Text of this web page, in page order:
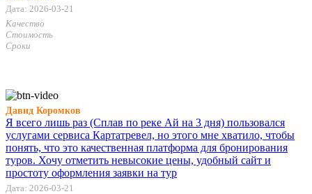
Дата: 2026-03-21
Качество
Стоимость
Сроки
Давид Коромков
Я всего лишь раз (Сплав по реке Ай на 3 дня) пользовался
услугами сервиса Картатревел, но этого мне хватило, чтобы
понять, что это качественная платформа для бронирования
туров. Хочу отметить невысокие цены, удобный сайт и
простоту оформления заявки на тур
Дата: 2026-03-21